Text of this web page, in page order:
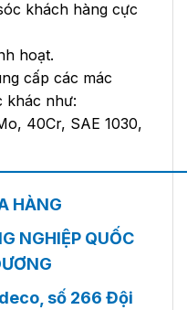
khách hàng cực
hoạt.
cấp các mác
khác như:
40Cr, SAE 1030,
HÀNG
NGHIỆP QUỐC
số 266 Đội